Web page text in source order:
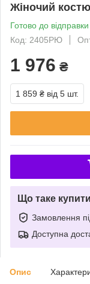
Жіночий
Готово до відправки
Код: 2405РЮ
1 976 ₴
1 859 ₴ від 5 шт.
Що таке
Замовлення
Доступна
Опис